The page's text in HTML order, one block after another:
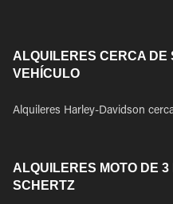
ALQUILERES CERCA DE
VEHÍCULO
Alquileres Harley-Davidson
ALQUILERES MOTO DE
SCHERTZ